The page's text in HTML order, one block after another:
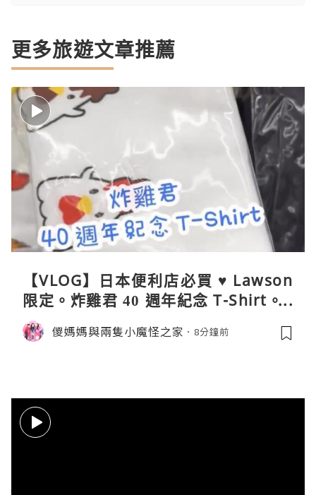
更多旅遊文章推薦
【VLOG】日本便利店必買 ♥ Lawson
限定。炸雞君 40 週年紀念 T-Shirt。C
oleman 聯乘晴雨兩用自動開合折疊
傘。與 Calbee / 湖池屋共同開發製作
儍媽媽與兩隻小魔怪之家 8分鐘前